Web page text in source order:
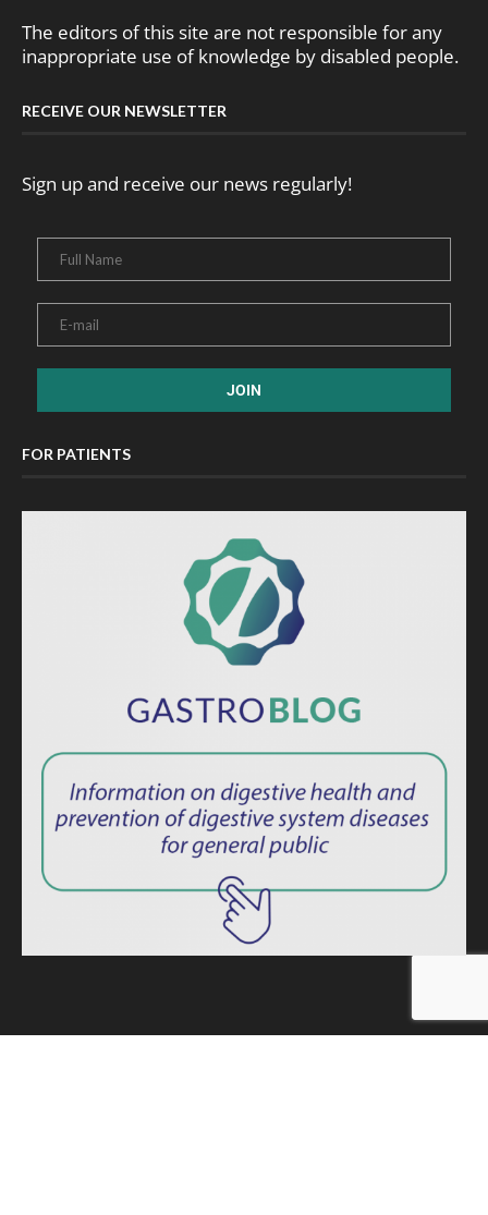
The editors of this site are not responsible for any
inappropriate use of knowledge by disabled people.
RECEIVE OUR NEWSLETTER
Sign up and receive our news regularly!
FOR PATIENTS